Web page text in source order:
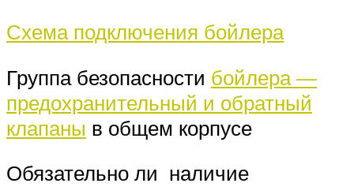
Схема подключения бойлера
Группа безопасности бойлера —
предохранительный и обратный
клапаны в общем корпусе
Обязательно ли наличие